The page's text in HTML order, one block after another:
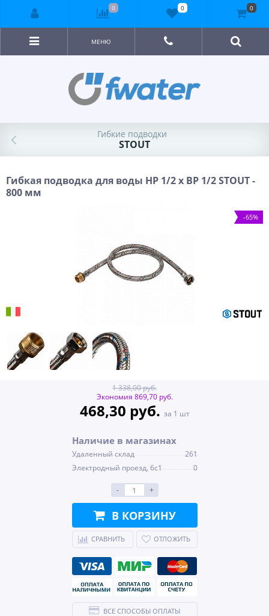
МЕНЮ
Гибкие подводки
STOUT
Гибкая подводка для воды НР 1/2 х ВР 1/2 STOUT -
800 мм
-65%
1 338,00 руб.
Экономия 869,70 руб.
468,30 руб. за 1 шт
Наличие в магазинах
Удаленный склад
261
Электродный проезд, 6с1
0
- +
В КОРЗИНУ
СРАВНИТЬ ОТЛОЖИТЬ
ВСЕ СПОСОБЫ ОПЛАТЫ
0 0 0